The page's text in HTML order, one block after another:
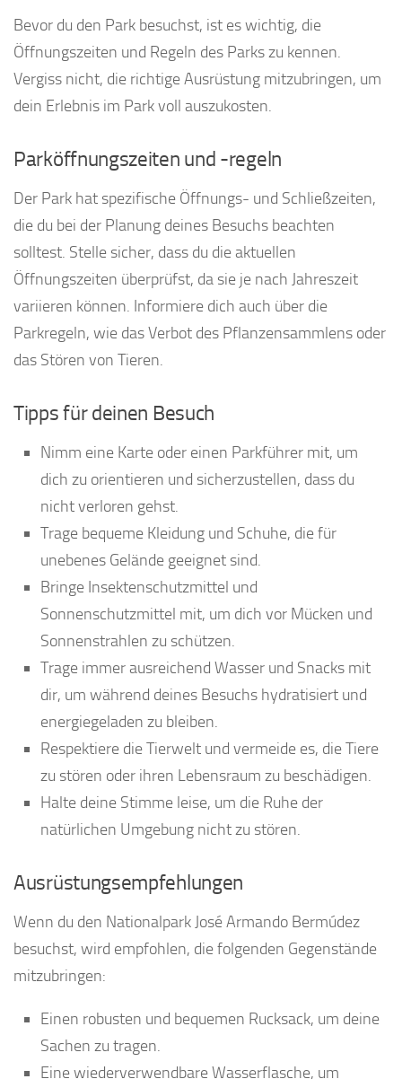
Bevor du den Park besuchst, ist es wichtig, die
Öffnungszeiten und Regeln des Parks zu kennen.
Vergiss nicht, die richtige Ausrüstung mitzubringen, um
dein Erlebnis im Park voll auszukosten.
Parköffnungszeiten und -regeln
Der Park hat spezifische Öffnungs- und Schließzeiten,
die du bei der Planung deines Besuchs beachten
solltest. Stelle sicher, dass du die aktuellen
Öffnungszeiten überprüfst, da sie je nach Jahreszeit
variieren können. Informiere dich auch über die
Parkregeln, wie das Verbot des Pflanzensammlens oder
das Stören von Tieren.
Tipps für deinen Besuch
Nimm eine Karte oder einen Parkführer mit, um
dich zu orientieren und sicherzustellen, dass du
nicht verloren gehst.
Trage bequeme Kleidung und Schuhe, die für
unebenes Gelände geeignet sind.
Bringe Insektenschutzmittel und
Sonnenschutzmittel mit, um dich vor Mücken und
Sonnenstrahlen zu schützen.
Trage immer ausreichend Wasser und Snacks mit
dir, um während deines Besuchs hydratisiert und
energiegeladen zu bleiben.
Respektiere die Tierwelt und vermeide es, die Tiere
zu stören oder ihren Lebensraum zu beschädigen.
Halte deine Stimme leise, um die Ruhe der
natürlichen Umgebung nicht zu stören.
Ausrüstungsempfehlungen
Wenn du den Nationalpark José Armando Bermúdez
besuchst, wird empfohlen, die folgenden Gegenstände
mitzubringen:
Einen robusten und bequemen Rucksack, um deine
Sachen zu tragen.
Eine wiederverwendbare Wasserflasche, um